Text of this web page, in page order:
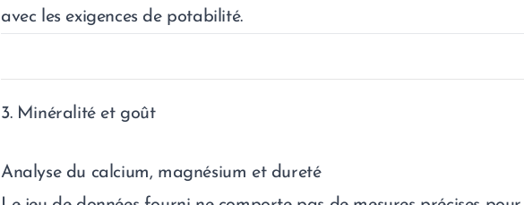
avec les exigences de potabilité.
3. Minéralité et goût
Analyse du calcium, magnésium et dureté